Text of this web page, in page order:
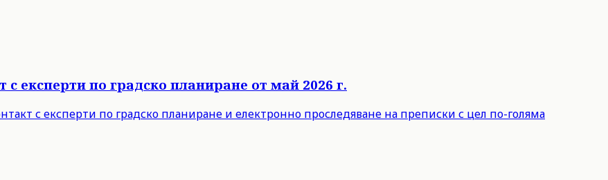
експерти по градско планиране от май 2026 г.
с експерти по градско планиране и електронно проследяване на преписки с цел по-голяма